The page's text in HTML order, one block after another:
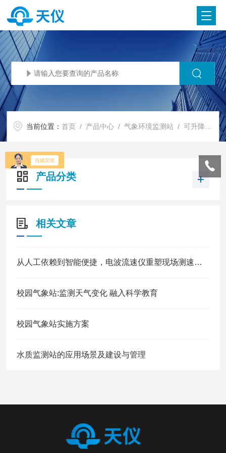
当前位置：首页 / 产品中心 /气象环境监测站 /可升降避雷针
产品分类
相关文章
从人工依赖到智能便捷，电波流速仪重塑现场测速作业模式
校园气象站:监测天气变化 融入科学教育
校园气象站实施方案
水质监测站的应用场景及建设与管理